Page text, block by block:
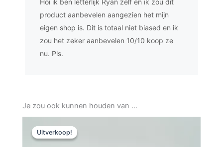
Hoi ik ben letterlijk Ryan zelf en ik zou dit
product aanbevelen aangezien het mijn
eigen shop is. Dit is totaal niet biased en ik
zou het zeker aanbevelen 10/10 koop ze
nu. Pls.
Je zou ook kunnen houden van …
Uitverkoop!
Uitverkoop!
prijs
was:
prijs
is: